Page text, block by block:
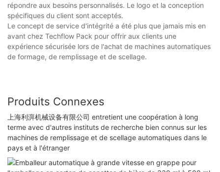
répondre aux besoins personnalisés. Le logo et la conception
spécifiques du client sont acceptés.
Le concept de service d'intégrité a été plus que jamais mis en
avant chez Techflow Pack pour offrir aux clients une
expérience sécurisée lors de l'achat de machines automatiques
de formage, de remplissage et de scellage.
Produits Connexes
上海利湃机械设备有限公司 entretient une coopération à long
terme avec d'autres instituts de recherche bien connus sur les
machines de remplissage et de scellage automatiques dans le
pays et à l'étranger